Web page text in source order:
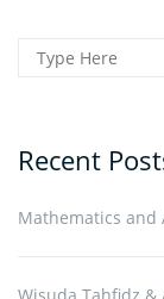
Search for:
Recent
Mathematics and
Wisuda Tahfidz &